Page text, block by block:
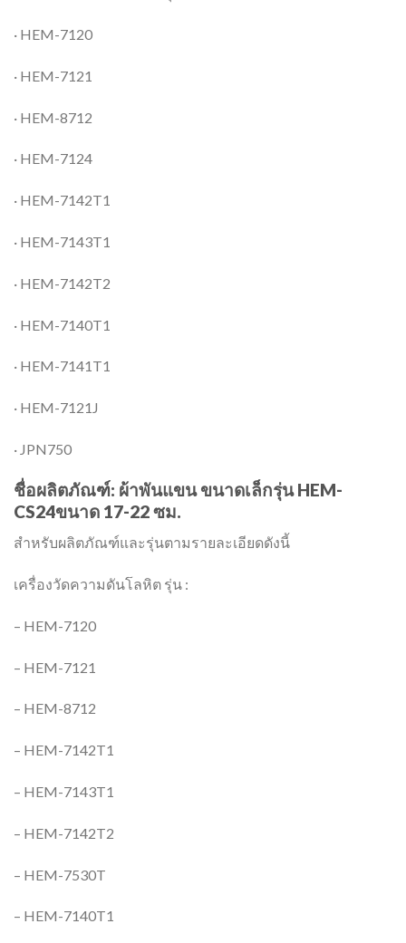
· HEM-7120
· HEM-7121
· HEM-8712
· HEM-7124
· HEM-7142T1
· HEM-7143T1
· HEM-7142T2
· HEM-7140T1
· HEM-7141T1
· HEM-7121J
· JPN750
ชื่อผลิตภัณฑ์: ผ้าพันแขน ขนาดเล็กรุ่น HEM-
CS24ขนาด 17-22 ซม.
สำหรับผลิตภัณฑ์และรุ่นตามรายละเอียดดังนี้
เครื่องวัดความดันโลหิต รุ่น :
– HEM-7120
– HEM-7121
– HEM-8712
– HEM-7142T1
– HEM-7143T1
– HEM-7142T2
– HEM-7530T
– HEM-7140T1